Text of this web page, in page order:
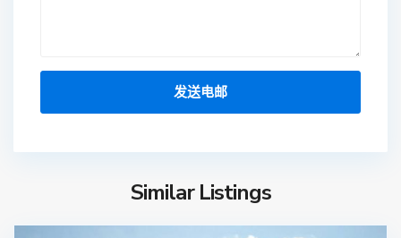
Similar Listings